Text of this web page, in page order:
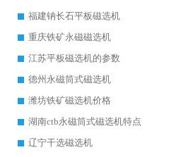
福建钠长石平板磁选机
重庆铁矿永磁磁选机
江苏平板磁选机的参数
德州永磁筒式磁选机
潍坊铁矿磁选机价格
湖南ctb永磁筒式磁选机特点
辽宁干选磁选机